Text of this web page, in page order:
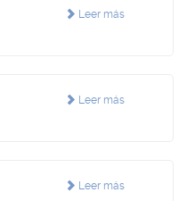
Leer más
Leer más
Leer más